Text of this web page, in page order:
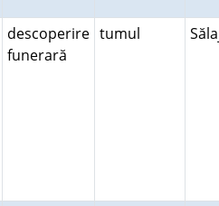
descoperire
funerară
tumul